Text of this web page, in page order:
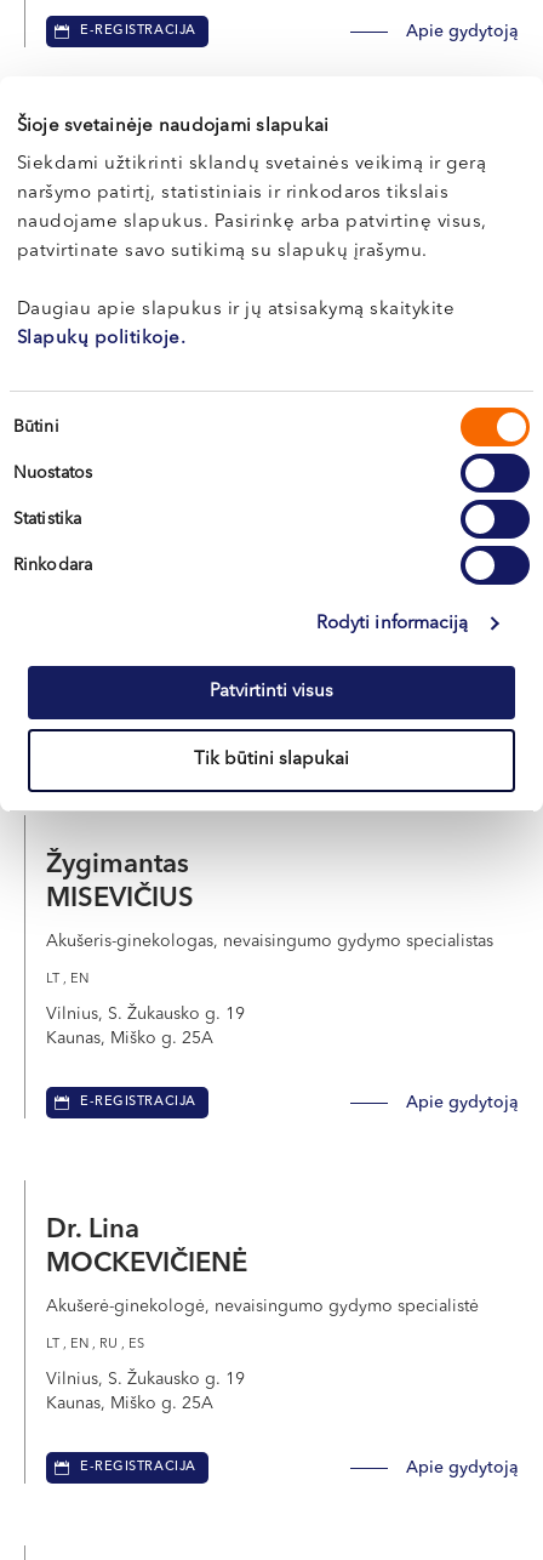
Šioje svetainėje naudojami slapukai
Siekdami užtikrinti sklandų svetainės veikimą ir gerą
naršymo patirtį, statistiniais ir rinkodaros tikslais
naudojame slapukus. Pasirinkę arba patvirtinę visus,
patvirtinate savo sutikimą su slapukų įrašymu.
Daugiau apie slapukus ir jų atsisakymą skaitykite
Slapukų politikoje.
Sutikimo
Būtini
Nuostatos
Statistika
Rinkodara
Rodyti informaciją
Patvirtinti visus
Tik būtini slapukai
E-REGISTRACIJA Apie gydytoją
Povilas
JUKNA
Akušeris-ginekologas, nevaisingumo gydymo specialistas
Vilnius, S. Žukausko g. 19
Kaunas, Miško g. 25A
Apie gydytoją
Audronė
MEŠKAUSKIENĖ
Apie gydytoją
Žygimantas
MISEVIČIUS
Akušeris-ginekologas, nevaisingumo gydymo specialistas
LT , EN
Vilnius, S. Žukausko g. 19
Kaunas, Miško g. 25A
E-REGISTRACIJA Apie gydytoją
Dr. Lina
MOCKEVIČIENĖ
Akušerė-ginekologė, nevaisingumo gydymo specialistė
LT , EN , RU , ES
Vilnius, S. Žukausko g. 19
Kaunas, Miško g. 25A
E-REGISTRACIJA Apie gydytoją